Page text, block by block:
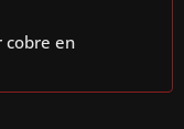
cobre en